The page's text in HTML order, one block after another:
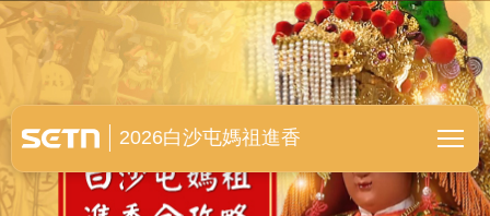
白沙屯媽祖進香全紀錄
2026白沙屯媽祖進香